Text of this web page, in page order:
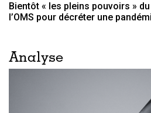
Bientôt « les pleins pouvoirs »
l’OMS pour décréter une
Analyse